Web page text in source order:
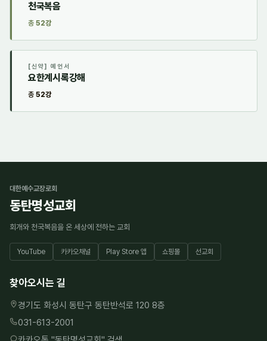
천국복음
총 52강
[신약] 예언서
요한계시록강해
총 52강
대한예수교장로회
동탄명성교회
회개와 천국복음을 온 세상에 전하는 교회
YouTube 카카오채널 Play Store 앱 쇼핑몰 선교회
찾아오시는 길
경기도 화성시 동탄구 동탄반석로 120 8층
031-613-2001